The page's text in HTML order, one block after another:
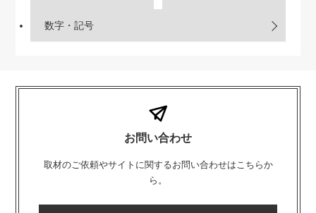
数字・記号
お問い合わせ
取材のご依頼やサイトに関するお問い合わせはこちらか
ら。